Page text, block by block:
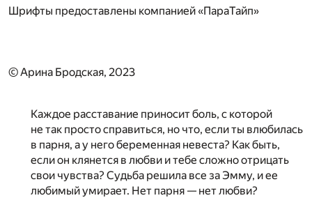
Шрифты предоставлены компанией «ПараТайп»
© Арина Бродская, 2023
Каждое расставание приносит боль, с которой
не так просто справиться, но что, если ты влюбилась
в парня, а у него беременная невеста? Как быть,
если он клянется в любви и тебе сложно отрицать
свои чувства? Судьба решила все за Эмму, и ее
любимый умирает. Нет парня — нет любви?